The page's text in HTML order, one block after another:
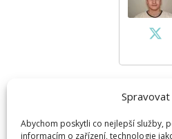
Spravovat
Abychom poskytli co nejlepší služby,
informacím o zařízení, technologie